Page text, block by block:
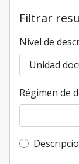
Filtrar
Nivel de
Régimen de
Top-